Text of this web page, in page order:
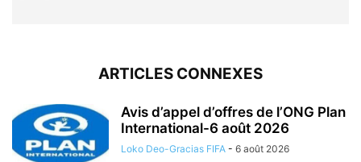
ARTICLES CONNEXES
Avis d’appel d’offres de l’ONG Plan
International-6 août 2026
Loko Deo-Gracias FIFA - 6 août 2026